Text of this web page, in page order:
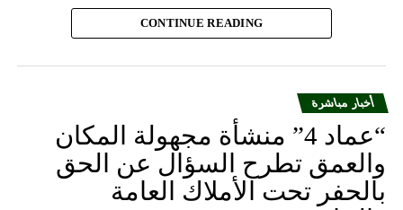
وجنودها وأصابت أهدافها بدقة وأوقعت فيهم عدداً من القتلى
CONTINUE READING
أخبار مباشرة
“عماد 4” منشأة مجهولة المكان
والعمق تطرح السؤال عن الحق
بالحفر تحت الأملاك العامة